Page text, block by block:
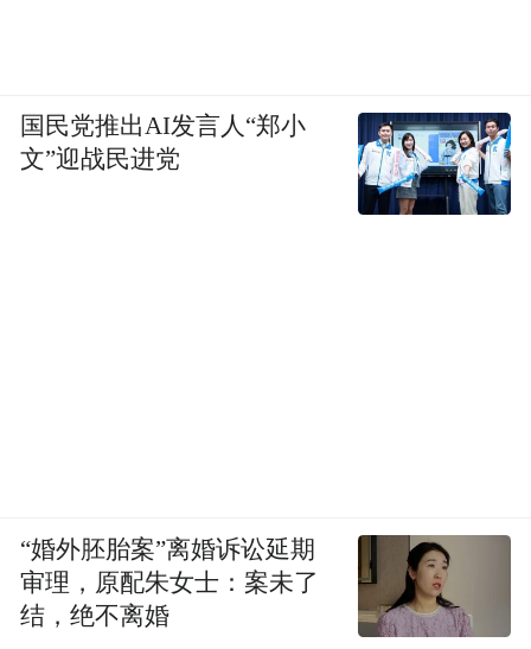
国民党推出AI发言人“郑小
文”迎战民进党
“婚外胚胎案”离婚诉讼延期
审理，原配朱女士：案未了
结，绝不离婚